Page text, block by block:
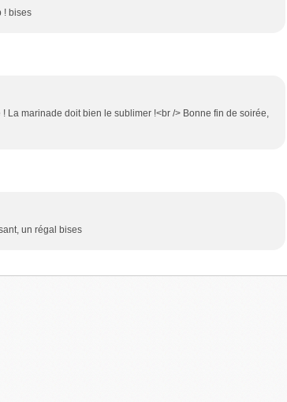
! bises
La marinade doit bien le sublimer !<br /> Bonne fin de soirée,
un régal bises